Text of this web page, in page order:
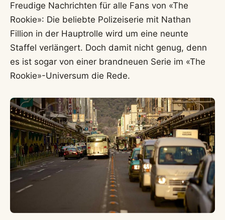
Freudige Nachrichten für alle Fans von «The
Rookie»: Die beliebte Polizeiserie mit Nathan
Fillion in der Hauptrolle wird um eine neunte
Staffel verlängert. Doch damit nicht genug, denn
es ist sogar von einer brandneuen Serie im «The
Rookie»-Universum die Rede.